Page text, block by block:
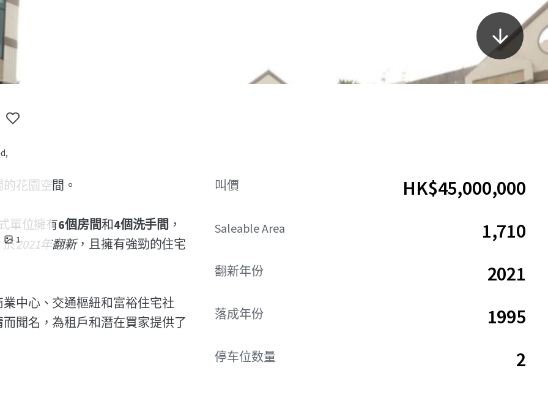
1
花園空間。
單位擁有6個房間和4個洗手間 ，
於2021年翻新，且擁有強勁的住宅
中心、交通樞紐和富裕住宅社
聞名，為租戶和潛在買家提供了
叫價 HK$45,000,000
Saleable Area 1,710
翻新年份 2021
落成年份 1995
停车位数量 2